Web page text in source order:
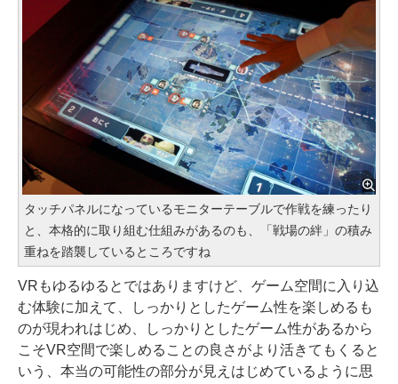
タッチパネルになっているモニターテーブルで作戦を練ったり
と、本格的に取り組む仕組みがあるのも、「戦場の絆」の積み
重ねを踏襲しているところですね
VRもゆるゆるとではありますけど、ゲーム空間に入り込
む体験に加えて、しっかりとしたゲーム性を楽しめるも
のが現われはじめ、しっかりとしたゲーム性があるから
こそVR空間で楽しめることの良さがより活きてもくると
いう、本当の可能性の部分が見えはじめているように思